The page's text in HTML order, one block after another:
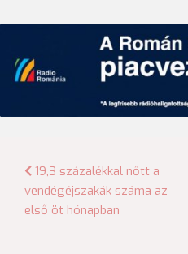
Bejegyzés
navigáció
19,3 százalékkal nőtt a
vendégéjszakák száma az
első öt hónapban